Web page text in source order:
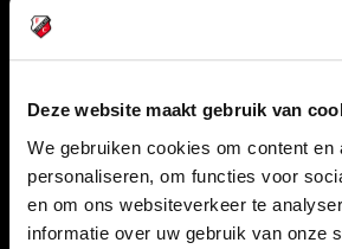
Deze website maakt gebruik van
We gebruiken cookies om content en
personaliseren, om functies voor
en om ons websiteverkeer te
informatie over uw gebruik van onze
Informatie
VEELGESTELDE VRAGEN
CONTACT
WERKEN BIJ